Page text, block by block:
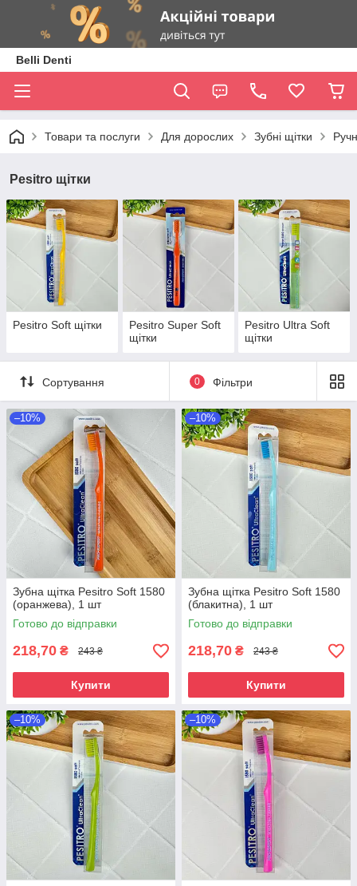
Belli Denti
Товари та послуги Для дорослих Зубні щітки
Pesitro щітки
Pesitro Soft щітки
Pesitro Super Soft
щітки
Pesitro Ultra Soft
щітки
Сортування 0 Фільтри
–10%
Зубна щітка Pesitro Soft 1580
(оранжева), 1 шт
Готово до відправки
218,70 ₴ 243 ₴
Купити
–10%
Зубна щітка Pesitro Soft 1580
(блакитна), 1 шт
Готово до відправки
218,70 ₴ 243 ₴
Купити
–10% –10%